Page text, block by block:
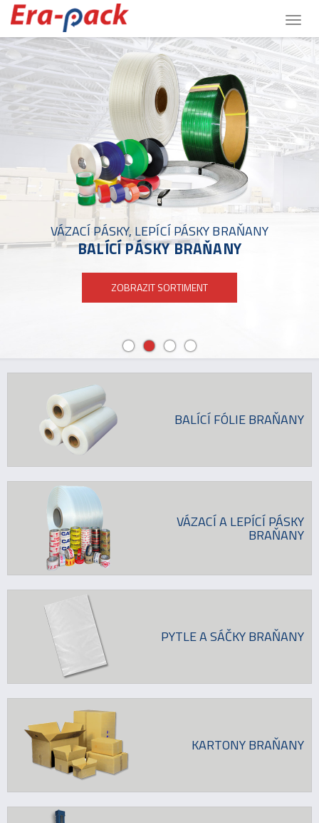
VÁZACÍ PÁSKY, LEPÍCÍ PÁSKY BRAŇANY
BALÍCÍ PÁSKY BRAŇANY
ZOBRAZIT SORTIMENT
BALÍCÍ FÓLIE BRAŇANY
VÁZACÍ A LEPÍCÍ PÁSKY
BRAŇANY
PYTLE A SÁČKY BRAŇANY
KARTONY BRAŇANY